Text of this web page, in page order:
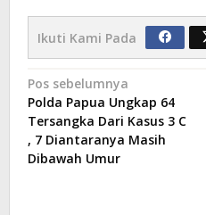
Ikuti Kami Pada
Navigasi
pos
Pos sebelumnya
Polda Papua Ungkap 64
Tersangka Dari Kasus 3 C
, 7 Diantaranya Masih
Dibawah Umur